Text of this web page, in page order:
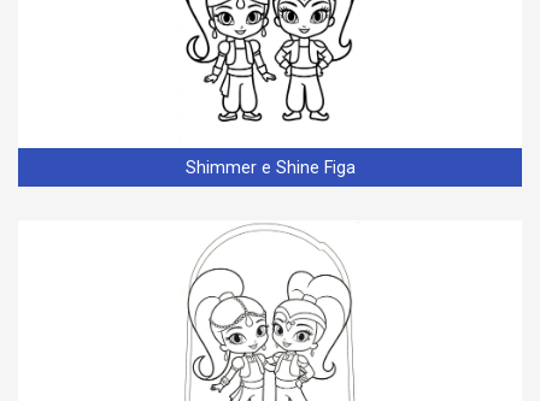
Shimmer e Shine Figa